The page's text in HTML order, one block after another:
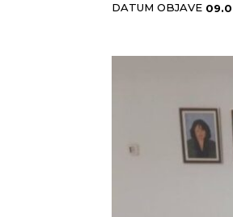
DATUM OBJAVE